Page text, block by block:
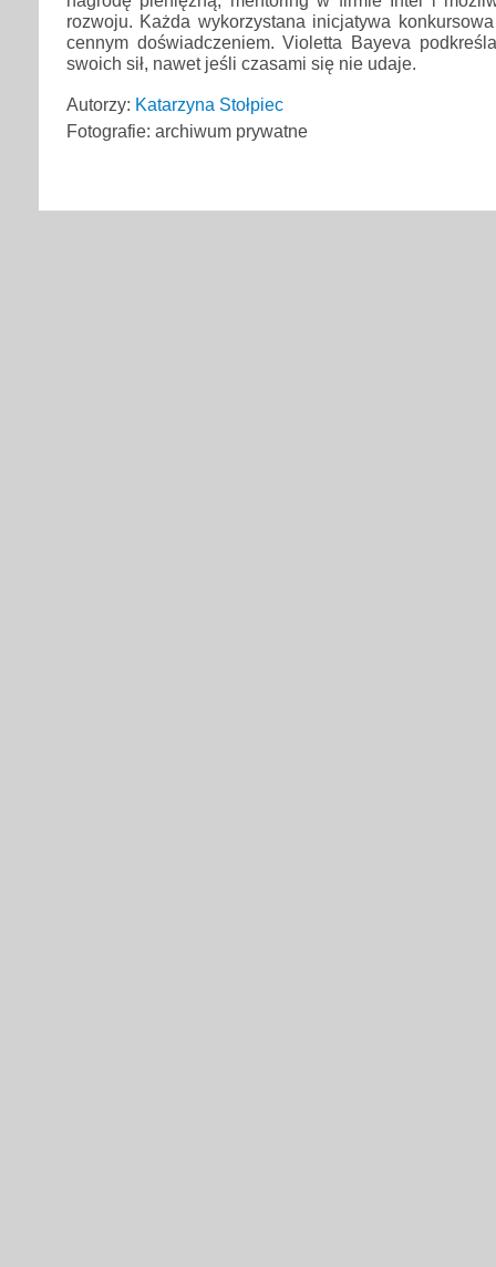
rozwoju. Każda wykorzystana inicjatywa
cennym doświadczeniem. Violetta Bayeva
swoich sił, nawet jeśli czasami się nie udaje.
Autorzy: Katarzyna Stołpiec
Fotografie: archiwum prywatne